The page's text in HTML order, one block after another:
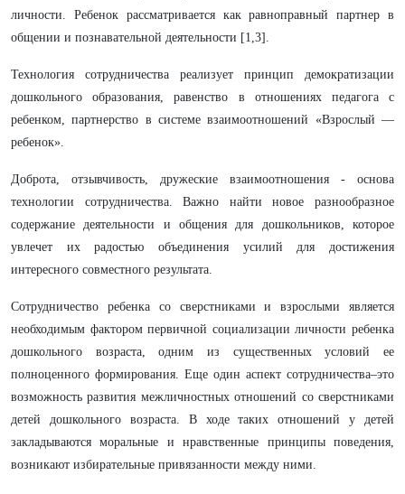
личности. Ребенок рассматривается как равноправный партнер в
общении и познавательной деятельности [1,3].
Технология сотрудничества реализует принцип демократизации
дошкольного образования, равенство в отношениях педагога с
ребенком, партнерство в системе взаимоотношений «Взрослый —
ребенок».
Доброта, отзывчивость, дружеские взаимоотношения - основа
технологии сотрудничества. Важно найти новое разнообразное
содержание деятельности и общения для дошкольников, которое
увлечет их радостью объединения усилий для достижения
интересного совместного результата.
Сотрудничество ребенка со сверстниками и взрослыми является
необходимым фактором первичной социализации личности ребенка
дошкольного возраста, одним из существенных условий ее
полноценного формирования. Еще один аспект сотрудничества–это
возможность развития межличностных отношений со сверстниками
детей дошкольного возраста. В ходе таких отношений у детей
закладываются моральные и нравственные принципы поведения,
возникают избирательные привязанности между ними.